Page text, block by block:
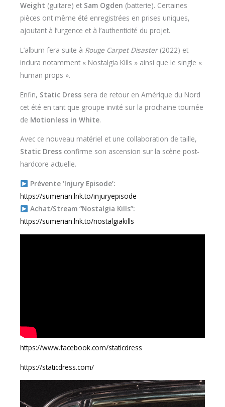
Weight (guitare) et Sam Ogden (batterie). Certaines
pièces ont même été enregistrées en prises uniques,
ajoutant à l’urgence et à l’authenticité du projet.
L’album fera suite à Rouge Carpet Disaster(2022) et
inclura notamment « Nostalgia Kills » ainsi que le single «
human props ».
Enfin, Static Dress sera de retour en Amérique du Nord
cet été en tant que groupe invité sur la prochaine tournée
de Motionless in White.
Avec ce nouveau matériel et une collaboration de taille,
Static Dress confirme son ascension sur la scène post-
hardcore actuelle.
Prévente ‘Injury Episode’:
https://sumerian.lnk.to/injuryepisode
Achat/Stream “Nostalgia Kills”:
https://sumerian.lnk.to/nostalgiakills
https://www.facebook.com/staticdress
https://staticdress.com/